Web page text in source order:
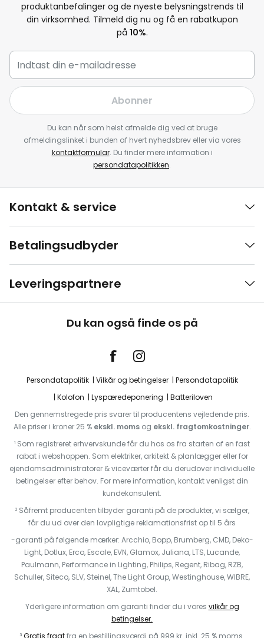
produktanbefalinger og de nyeste belysningstrends til
din virksomhed. Tilmeld dig nu og få en rabatkupon
på 10%.
Abonner
Du kan når som helst afmelde dig ved at bruge
afmeldingslinket i bunden af hvert nyhedsbrev eller via vores
kontaktformular. Du finder mere information i
persondatapolitikken.
Kontakt & service
Betalingsudbyder
Leveringspartnere
Du kan også finde os på
Persondatapolitik Vilkår og betingelser
Persondatapolitik
Kolofon
Lyspæredeponering
Batteriloven
Den gennemstregede pris svarer til producentens vejledende pris.
Alle priser i kroner 25 % ekskl. momsog ekskl. fragtomkostninger.
¹ Som registreret erhvervskunde får du hos os fra starten af en fast
rabat i webshoppen. Som elektriker, arkitekt & planlægger eller for
ejendomsadministratorer & viceværter får du derudover individuelle
betingelser efter behov. For mere information, kontakt venligst din
kundekonsulent.
² Såfremt producenten tilbyder garanti på de produkter, vi sælger,
får du ud over den lovpligtige reklamationsfrist op til 5 års
-garanti på følgende mærker: Arcchio, Bopp, Brumberg, CMD, Deko-
Light, Dotlux, Erco, Escale, EVN, Glamox, Juliana, LTS, Lucande,
Paulmann, Performance in Lighting, Philips, Regent, Ribag, RZB,
Schuller, Siteco, SLV, Steinel, The Light Group, Westinghouse, WIBRE,
XAL, Zumtobel.
Yderligere information om garanti finder du i vores vilkår og
betingelser.
³Gratis fragtfra en bestillingsværdi på 999 kr. inkl. 25 % moms.